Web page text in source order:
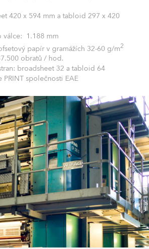
420 x 594 mm a tabloid 297 x 420
válce: 1.188 mm
papír v gramážích 32-60 g/m2
obratů / hod.
broadsheet 32 a tabloid 64
PRINT společnosti EAE